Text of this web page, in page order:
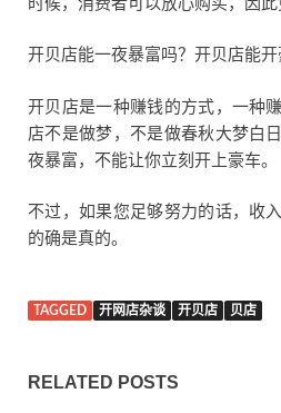
时候，消费者可以放心购买，因此
开贝店能一夜暴富吗？开贝店能开
开贝店是一种赚钱的方式，一种
店不是做梦，不是做春秋大梦白
夜暴富，不能让你立刻开上豪车。
不过，如果您足够努力的话，收
的确是真的。
TAGGED 开网店杂谈 开贝店 贝店
RELATED POSTS